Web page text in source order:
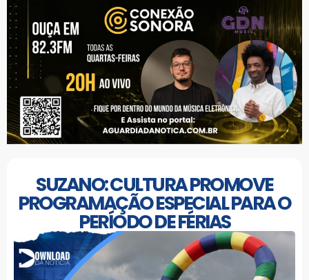
SUZANO: CULTURA PROMOVE
PROGRAMAÇÃO ESPECIAL PARA O
PERÍODO DE FÉRIAS